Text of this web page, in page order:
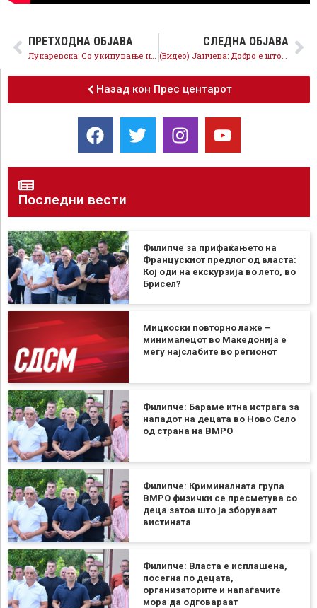
ПРЕТХОДНА ОБЈАВА
Лукаревска: Со укинување на 5 посто на ДДВ, граѓаните ќе имаат заштеда до 2000 денари месечно
СЛЕДНА ОБЈАВА
(Видео) Јанчева: Добро е што Владата прифати една мерка на СДСМ, Советот на Скопје да ги поддржи сите три
Назад кон Прес центарот
Последни вести
Филипче за прифаќањето на
Францускиот предлог од власта:
Кој оди на екскурзија во лето, во
Брисел?
Мицкоски повторно лаже –
минималецот во Македонија е
меѓу најслабите во регионот
Филипче: Бараме итна истрага за
нападот на децата во Ново Село
од страна на ВМРО
Филипче: Криминалната група
ВМРО физички се пресметува со
деца затоа што ја зборуваат
вистината
Филипче: Власта е исплашена,
посегна по децата,
организаторите и напаѓачите
мора да одговараат